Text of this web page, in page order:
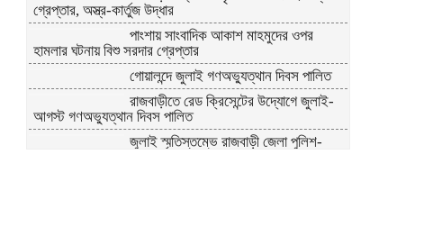
গ্রেপ্তার, অস্ত্র-কার্তুজ উদ্ধার
পাংশায় সাংবাদিক আকাশ মাহমুদের ওপর
হামলার ঘটনায় বিশু সরদার গ্রেপ্তার
গোয়ালন্দে জুলাই গণঅভ্যুত্থান দিবস পালিত
রাজবাড়ীতে রেড ক্রিসেন্টের উদ্যোগে জুলাই-
আগস্ট গণঅভ্যুত্থান দিবস পালিত
জুলাই স্মৃতিস্তম্ভে রাজবাড়ী জেলা পুলিশ-